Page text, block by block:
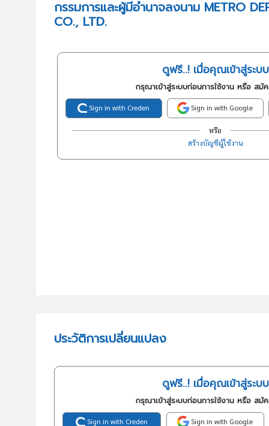
กรรมการและผู้มีอำนาจลงนาม METRO
CO., LTD.
ดูฟรี..! เมื่อคุณเข้าสู่ระบบ
กรุณาเข้าสู่ระบบก่อนการใช้งาน หรือ สมั
Sign in with Creden Sign in with Google
หรือ
สร้างบัญชีผู้ใช้งาน
ประวัติการเปลี่ยนแปลง
ดูฟรี..! เมื่อคุณเข้าสู่ระบบ
กรุณาเข้าสู่ระบบก่อนการใช้งาน หรือ สมั
Sign in with Creden Sign in with Google